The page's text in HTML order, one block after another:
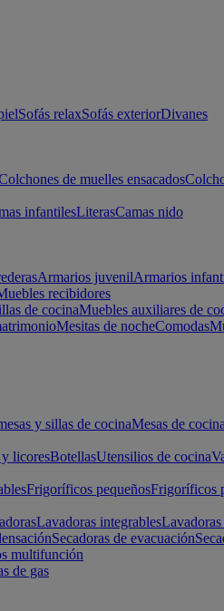
Sofás relaxSofás exteriorDivanes
de muelles ensacados
infantilesLiterasCamas nido
Armarios juvenilArmarios
recibidores
de cocinaMuebles auxiliares de
Mesitas de nocheComodas
y sillas de cocinaMesas de cocina
licoresBotellasUtensilios de cocina
Frigoríficos pequeñosFrigoríficos
Lavadoras integrables
Secadoras de evacuación
multifunción
de gas